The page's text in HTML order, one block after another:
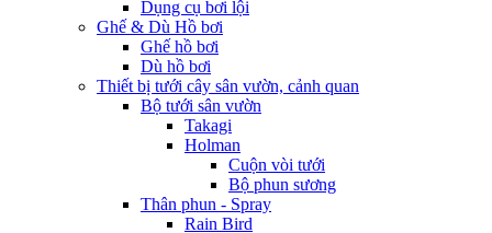
Dụng cụ bơi lội
Ghế & Dù Hồ bơi
Ghế hồ bơi
Dù hồ bơi
Thiết bị tưới cây sân vườn, cảnh quan
Bộ tưới sân vườn
Takagi
Holman
Cuộn vòi tưới
Bộ phun sương
Thân phun - Spray
Rain Bird